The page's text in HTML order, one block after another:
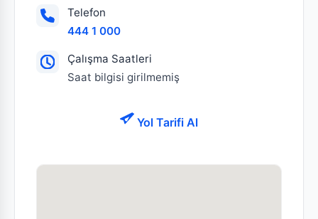
Telefon
444 1 000
Çalışma Saatleri
Saat bilgisi girilmemiş
Yol Tarifi Al